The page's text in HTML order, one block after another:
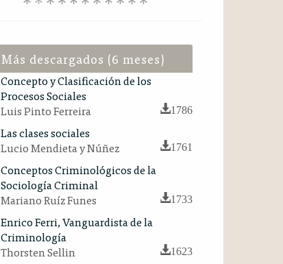
Más descargados (6 meses)
Concepto y Clasificación de los
Procesos Sociales
Luis Pinto Ferreira
1786
Las clases sociales
Lucio Mendieta y Núñez
1761
Conceptos Criminológicos de la
Sociología Criminal
Mariano Ruíz Funes
1733
Enrico Ferri, Vanguardista de la
Criminología
Thorsten Sellin
1623